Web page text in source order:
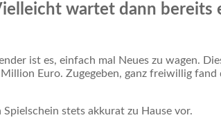
wartet dann bereits
ist es, einfach mal Neues zu wagen.
Euro. Zugegeben, ganz freiwillig fand
stets akkurat zu Hause vor.